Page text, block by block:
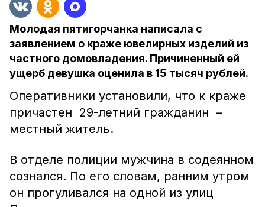
Молодая пятигорчанка написала с
заявлением о краже ювелирных изделий из
частного домовладения. Причиненный ей
ущерб девушка оценила в 15 тысяч рублей.
Оперативники установили, что к краже
причастен 29-летний гражданин –
местный житель.
В отделе полиции мужчина в содеянном
сознался. По его словам, ранним утром
он прогуливался на одной из улиц